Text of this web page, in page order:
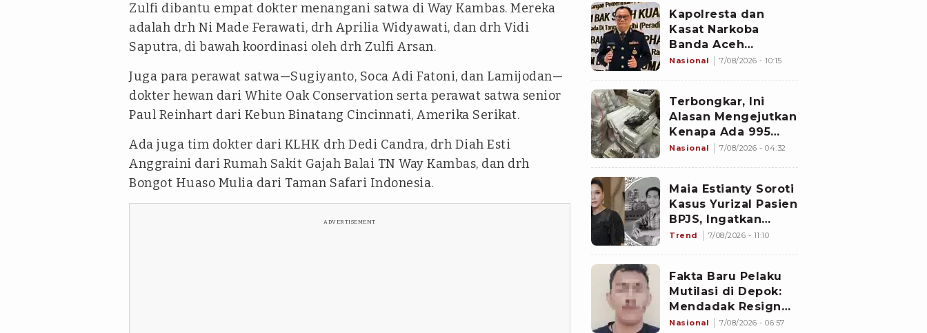
Zulfi dibantu empat dokter menangani satwa di Way Kambas. Mereka
adalah drh Ni Made Ferawati, drh Aprilia Widyawati, dan drh Vidi
Saputra, di bawah koordinasi oleh drh Zulfi Arsan.
Juga para perawat satwa—Sugiyanto, Soca Adi Fatoni, dan Lamijodan—
dokter hewan dari White Oak Conservation serta perawat satwa senior
Paul Reinhart dari Kebun Binatang Cincinnati, Amerika Serikat.
Ada juga tim dokter dari KLHK drh Dedi Candra, drh Diah Esti
Anggraini dari Rumah Sakit Gajah Balai TN Way Kambas, dan drh
Bongot Huaso Mulia dari Taman Safari Indonesia.
ADVERTISEMENT
Kapolresta dan
Kasat Narkoba
Banda Aceh
Diperiksa
Nasional 7/08/2026 - 10:15
Terbongkar, Ini
Alasan Mengejutkan
Kenapa Ada 995
Senjata di Dalam
Nasional 7/08/2026 - 04:32
Maia Estianty Soroti
Kasus Yurizal Pasien
BPJS, Ingatkan
Nakes untuk Jaga
Trend 7/08/2026 - 11:10
Fakta Baru Pelaku
Mutilasi di Depok:
Mendadak Resign
Kerja Goreng Piscok
Nasional 7/08/2026 - 06:57